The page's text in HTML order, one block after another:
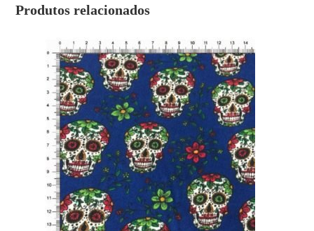
Produtos relacionados